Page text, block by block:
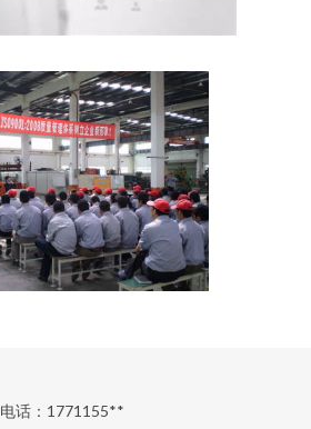
电话：1771155**